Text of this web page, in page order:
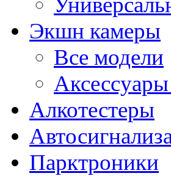
Экшн камеры
Все модели
Алкотестеры
Парктроники